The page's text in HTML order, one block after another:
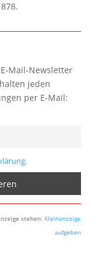
Mail-Newsletter
jeden
per E-Mail:
stehen: Kleinanzeige
aufgeben